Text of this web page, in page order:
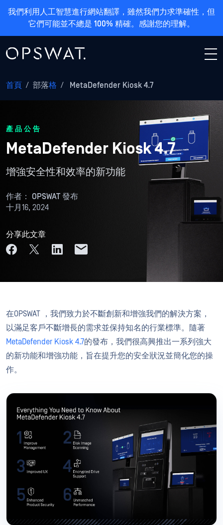
我們利用人工智慧進行網站翻譯，雖然我們力求準確性，但
它們可能並不總是 100% 精確。感謝您的理解。
首頁 / 部落格 / MetaDefender Kiosk 4.7
產品公告
MetaDefender Kiosk 4.7
增強安全性和效率的新功能
作者： OPSWAT 發布
十月16, 2024
分享此文章
在OPSWAT ，我們致力於不斷創新和增強我們的解決方案，
以滿足客戶不斷增長的需求並保持知名的行業標準。隨著
MetaDefender Kiosk 4.7的發布，我們很高興推出一系列強大
的新功能和增強功能，旨在提升您的安全狀況並簡化您的操
作。